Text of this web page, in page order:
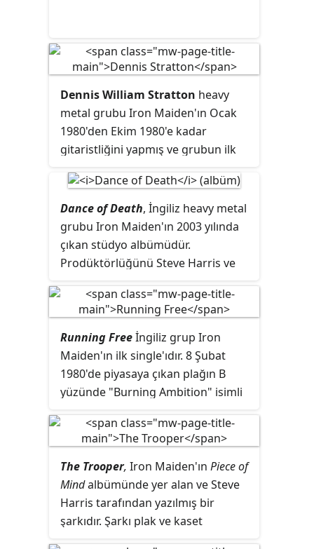
Dennis William Stratton heavy
metal grubu Iron Maiden'ın Ocak
1980'den Ekim 1980'e kadar
gitaristliğini yapmış ve grubun ilk
Dance of Death, İngiliz heavy metal
grubu Iron Maiden'ın 2003 yılında
çıkan stüdyo albümüdür.
Prodüktörlüğünü Steve Harris ve
Running Freeİngiliz grup Iron
Maiden'ın ilk single'ıdır. 8 Şubat
1980'de piyasaya çıkan plağın B
yüzünde "Burning Ambition" isimli
Paul Di'Anno tarafından yazılmıştır.
Grubun ilk albümüIron Maiden'da
üçüncü şarkıdır. İngiltere'de 34
numaraya çıkmıştır.
The Trooper, Iron Maiden'ın Piece of
Mindalbümünde yer alan ve Steve
Harris tarafından yazılmış bir
şarkıdır. Şarkı plak ve kaset